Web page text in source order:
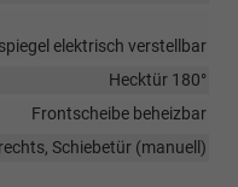
elektrisch verstellbar
Hecktür 180°
Frontscheibe beheizbar
Schiebetür (manuell)